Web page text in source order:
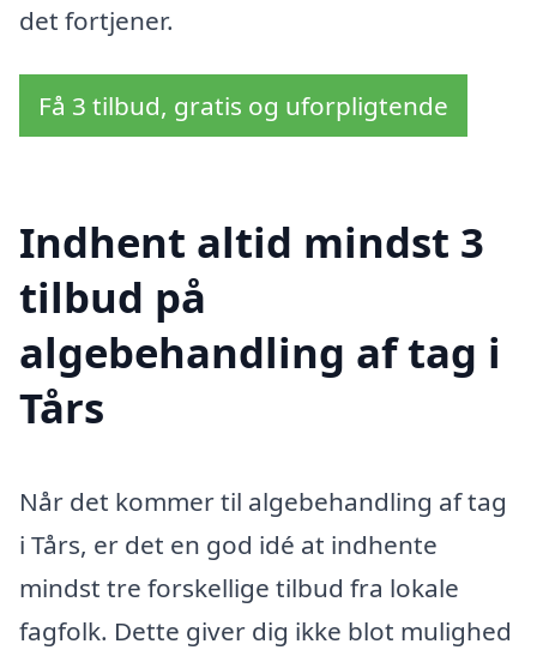
det fortjener.
Få 3 tilbud, gratis og uforpligtende
Indhent altid mindst 3
tilbud på
algebehandling af tag i
Tårs
Når det kommer til algebehandling af tag
i Tårs, er det en god idé at indhente
mindst tre forskellige tilbud fra lokale
fagfolk. Dette giver dig ikke blot mulighed